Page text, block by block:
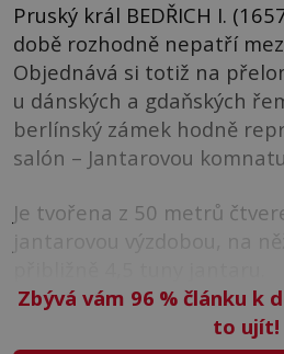
Pruský král BEDŘICH I.
době rozhodně nepatří
Objednává si totiž na
u dánských a gdaňských
berlínský zámek hodně
salón – Jantarovou
Je tvořena z 50 metrů
jantarovou výzdobou, na
Zbývá vám 96 %článku k
to ujít!